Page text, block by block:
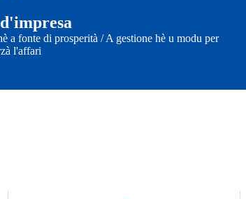
a fonte di prosperità / A gestione hè u modu per
l'affari